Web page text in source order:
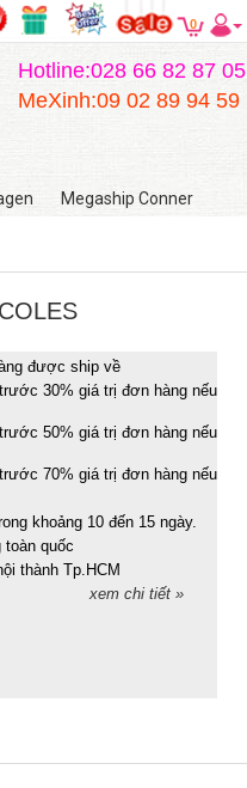
0
Hotline:028 66 82 87 05
MeXinh:09 02 89 94 59
Megaship Conner
được ship về
30% giá trị đơn hàng nếu
50% giá trị đơn hàng nếu
70% giá trị đơn hàng nếu
khoảng 10 đến 15 ngày.
toàn quốc
thành Tp.HCM
xem chi tiết »